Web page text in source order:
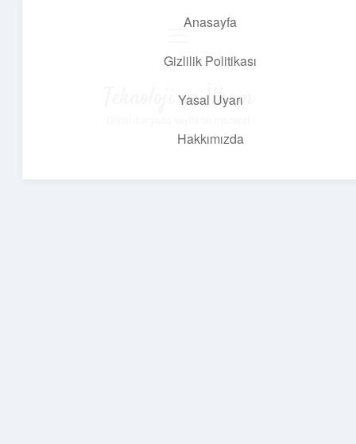
Anasayfa
Gizlilik Politikası
Yasal Uyarı
Hakkımızda
Teknoloji ve İlham